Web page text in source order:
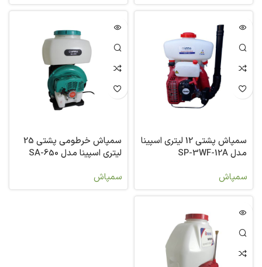
سمپاش پشتی 12 لیتری اسپینا
مدل SP-3WF-12A
سمپاش
سمپاش خرطومی پشتی 25
لیتری اسپینا مدل SA-650
سمپاش